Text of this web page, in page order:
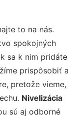
to na nás.
spokojných
sa k nim pridáte
prispôsobiť a
pretože vieme,
Nivelizácia
sú aj odborné